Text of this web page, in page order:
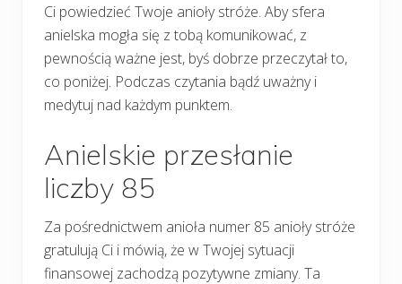
Ci powiedzieć Twoje anioły stróże. Aby sfera
anielska mogła się z tobą komunikować, z
pewnością ważne jest, byś dobrze przeczytał to,
co poniżej. Podczas czytania bądź uważny i
medytuj nad każdym punktem.
Anielskie przesłanie
liczby 85
Za pośrednictwem anioła numer 85 anioły stróże
gratulują Ci i mówią, że w Twojej sytuacji
finansowej zachodzą pozytywne zmiany. Ta